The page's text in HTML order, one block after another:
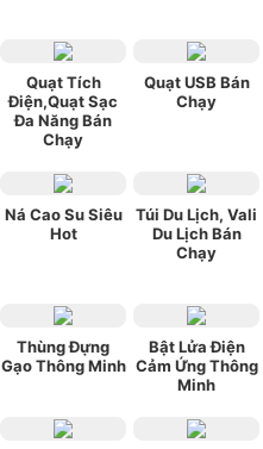
Quạt Tích
Điện,Quạt Sạc
Đa Năng Bán
Chạy
Quạt USB Bán
Chạy
Ná Cao Su Siêu
Hot
Túi Du Lịch, Vali
Du Lịch Bán
Chạy
Thùng Đựng
Gạo Thông Minh
Bật Lửa Điện
Cảm Ứng Thông
Minh